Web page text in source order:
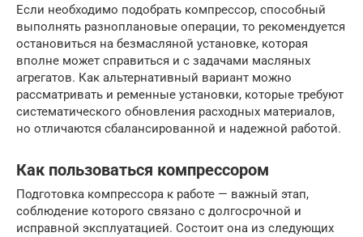
Если необходимо подобрать компрессор, способный
выполнять разноплановые операции, то рекомендуется
остановиться на безмасляной установке, которая
вполне может справиться и с задачами масляных
агрегатов. Как альтернативный вариант можно
рассматривать и ременные установки, которые требуют
систематического обновления расходных материалов,
но отличаются сбалансированной и надежной работой.
Как пользоваться компрессором
Подготовка компрессора к работе — важный этап,
соблюдение которого связано с долгосрочной и
исправной эксплуатацией. Состоит она из следующих